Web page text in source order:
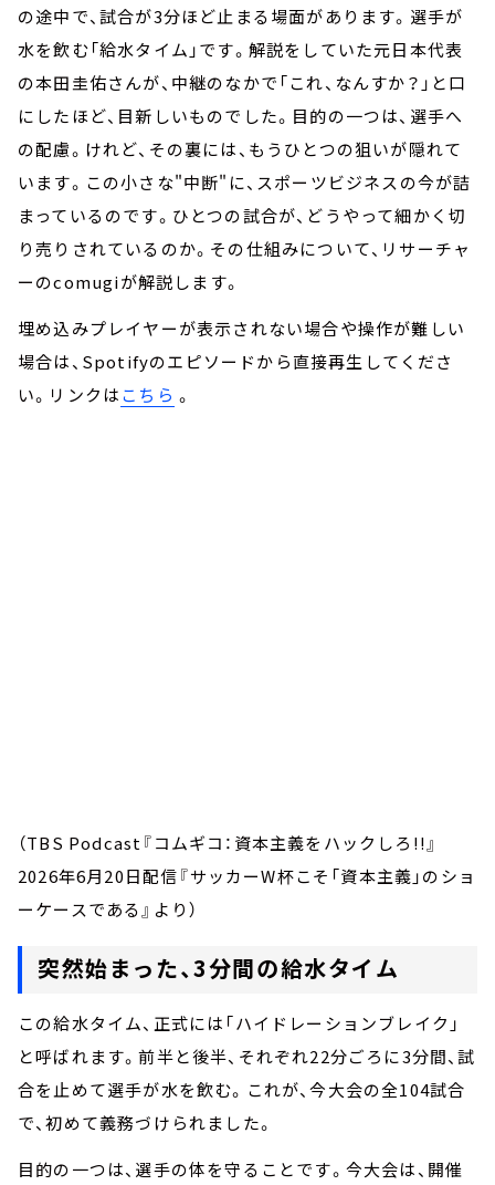
の途中で、試合が3分ほど止まる場面があります。選手が
水を飲む「給水タイム」です。解説をしていた元日本代表
の本田圭佑さんが、中継のなかで「これ、なんすか？」と口
にしたほど、目新しいものでした。目的の一つは、選手へ
の配慮。けれど、その裏には、もうひとつの狙いが隠れて
います。この小さな"中断"に、スポーツビジネスの今が詰
まっているのです。ひとつの試合が、どうやって細かく切
り売りされているのか。その仕組みについて、リサーチャ
ーのcomugiが解説します。
埋め込みプレイヤーが表示されない場合や操作が難しい
場合は、Spotifyのエピソードから直接再生してくださ
い。リンクはこちら 。
（TBS Podcast『コムギコ：資本主義をハックしろ!!』
2026年6月20日配信『サッカーW杯こそ「資本主義」のショ
ーケースである』より）
突然始まった、3分間の給水タイム
この給水タイム、正式には「ハイドレーションブレイク」
と呼ばれます。前半と後半、それぞれ22分ごろに3分間、試
合を止めて選手が水を飲む。これが、今大会の全104試合
で、初めて義務づけられました。
目的の一つは、選手の体を守ることです。今大会は、開催